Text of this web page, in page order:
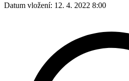
Datum vložení: 12. 4. 2022 8:00